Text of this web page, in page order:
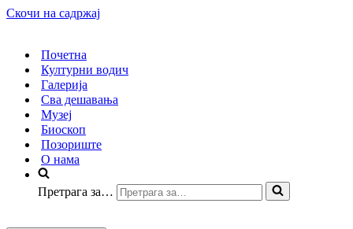
Скочи на садржај
Почетна
Културни водич
Галерија
Сва дешавања
Музеј
Биоскоп
Позориште
О нама
Претрага за…